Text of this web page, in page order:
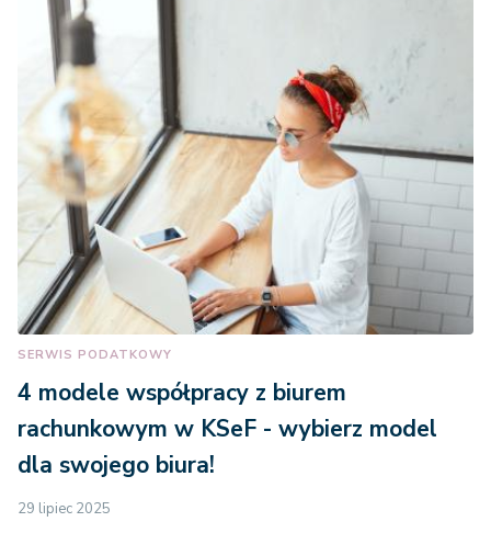
SERWIS PODATKOWY
4 modele współpracy z biurem
rachunkowym w KSeF - wybierz model
dla swojego biura!
29 lipiec 2025